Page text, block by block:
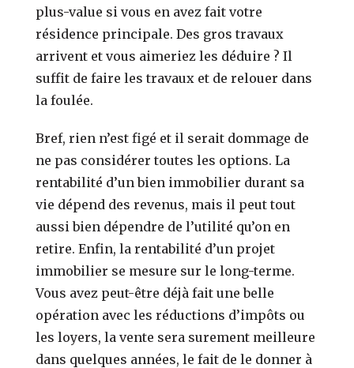
plus-value si vous en avez fait votre
résidence principale. Des gros travaux
arrivent et vous aimeriez les déduire ? Il
suffit de faire les travaux et de relouer dans
la foulée.
Bref, rien n’est figé et il serait dommage de
ne pas considérer toutes les options. La
rentabilité d’un bien immobilier durant sa
vie dépend des revenus, mais il peut tout
aussi bien dépendre de l’utilité qu’on en
retire. Enfin, la rentabilité d’un projet
immobilier se mesure sur le long-terme.
Vous avez peut-être déjà fait une belle
opération avec les réductions d’impôts ou
les loyers, la vente sera surement meilleure
dans quelques années, le fait de le donner à